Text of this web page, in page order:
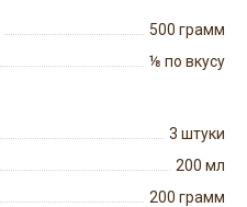
500 грамм
⅛ по вкусу
3 штуки
200 мл
200 грамм